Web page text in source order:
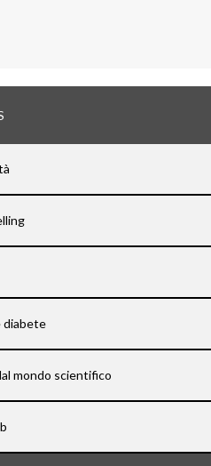
diabete
mondo scientifico